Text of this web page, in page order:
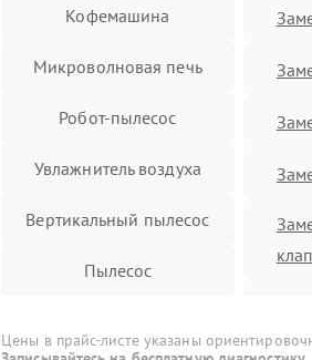
Кофемашина
Микроволновая печь
Робот-пылесос
Увлажнитель воздуха
Вертикальный пылесос
Пылесос
Цены в прайс-листе указаны